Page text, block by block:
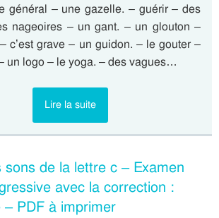
général – une gazelle. – guérir – des
nageoires – un gant. – un glouton –
c’est grave – un guidon. – le gouter –
un logo – le yoga. – des vagues…
Lire la suite
sons de la lettre c – Examen
avec la correction :
PDF à imprimer